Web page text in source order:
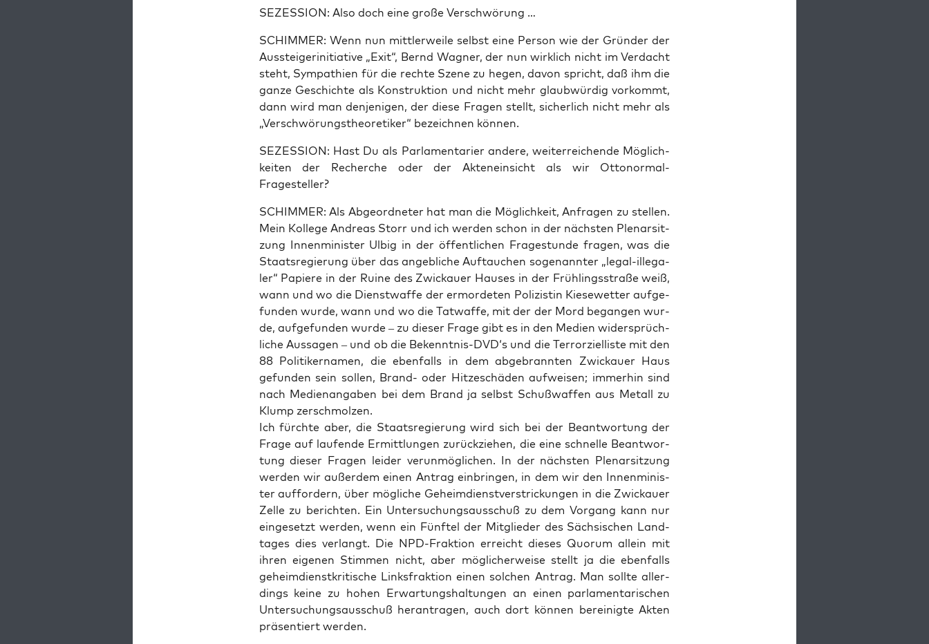
SEZESSION: Also doch eine gro­ße Verschwörung …
SCHIMMER: Wenn nun mitt­ler­wei­le selbst eine Per­son wie der Grün­der der
Aus­stei­ger­initia­ti­ve „Exit“, Bernd Wag­ner, der nun wirk­lich nicht im Ver­dacht
steht, Sym­pa­thien für die rech­te Sze­ne zu hegen, davon spricht, daß ihm die
gan­ze Geschich­te als Kon­struk­ti­on und nicht mehr glaub­wür­dig vor­kommt,
dann wird man den­je­ni­gen, der die­se Fra­gen stellt, sicher­lich nicht mehr als
„Ver­schwö­rungs­theo­re­ti­ker“ bezeich­nen können.
SEZESSION: Hast Du als Par­la­men­ta­ri­er ande­re, wei­ter­rei­chen­de Mög­lich­
kei­ten der Recher­che oder der Akten­ein­sicht als wir Ottonormal-
Fragesteller?
SCHIMMER: Als Abge­ord­ne­ter hat man die Mög­lich­keit, Anfra­gen zu stel­len.
Mein Kol­le­ge Andre­as Storr und ich wer­den schon in der nächs­ten Ple­nar­sit­
zung Innen­mi­nis­ter Ulb­ig in der öffent­li­chen Fra­ge­stun­de fra­gen, was die
Staats­re­gie­rung über das angeb­li­che Auf­tau­chen soge­nann­ter „legal-ille­ga­
ler“ Papie­re in der Rui­ne des Zwi­ckau­er Hau­ses in der Früh­lings­stra­ße weiß,
wann und wo die Dienst­waf­fe der ermor­de­ten Poli­zis­tin Kie­se­wet­ter auf­ge­
fun­den wur­de, wann und wo die Tat­waf­fe, mit der der Mord began­gen wur­
de, auf­ge­fun­den wur­de – zu die­ser Fra­ge gibt es in den Medi­en wider­sprüch­
li­che Aus­sa­gen – und ob die Bekenntnis-DVD‘s und die Ter­ror­zi­el­lis­te mit den
88 Poli­ti­ker­na­men, die eben­falls in dem abge­brann­ten Zwi­ckau­er Haus
gefun­den sein sol­len, Brand- oder Hit­ze­schä­den auf­wei­sen; immer­hin sind
nach Medi­en­an­ga­ben bei dem Brand ja selbst Schuß­waf­fen aus Metall zu
Klump zerschmolzen.
Ich fürch­te aber, die Staats­re­gie­rung wird sich bei der Beant­wor­tung der
Fra­ge auf lau­fen­de Ermitt­lun­gen zurück­zie­hen, die eine schnel­le Beant­wor­
tung die­ser Fra­gen lei­der ver­un­mög­li­chen. In der nächs­ten Ple­nar­sit­zung
wer­den wir außer­dem einen Antrag ein­brin­gen, in dem wir den Innen­mi­nis­
ter auf­for­dern, über mög­li­che Geheim­dienst­ver­stri­ckun­gen in die Zwi­ckau­er
Zel­le zu berich­ten. Ein Unter­su­chungs­aus­schuß zu dem Vor­gang kann nur
ein­ge­setzt wer­den, wenn ein Fünf­tel der Mit­glie­der des Säch­si­schen Land­
ta­ges dies ver­langt. Die NPD-Frak­ti­on erreicht die­ses Quo­rum allein mit
ihren eige­nen Stim­men nicht, aber mög­li­cher­wei­se stellt ja die eben­falls
geheim­dienst­kri­ti­sche Links­frak­ti­on einen sol­chen Antrag. Man soll­te aller­
dings kei­ne zu hohen Erwar­tungs­hal­tun­gen an einen par­la­men­ta­ri­schen
Unter­su­chungs­aus­schuß her­an­tra­gen, auch dort kön­nen berei­nig­te Akten
prä­sen­tiert werden.